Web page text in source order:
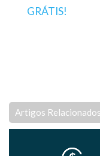
GRÁTIS!
Artigos Relacionados